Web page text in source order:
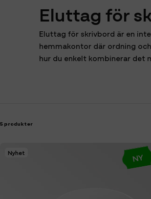
Eluttag för
Eluttag för skrivbord är en
hemmakontor där ordning
hur du enkelt kombinerar det
5 produkter
Nyhet NY